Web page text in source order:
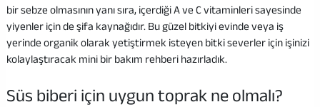
bir sebze olmasının yanı sıra, içerdiği A ve C vitaminleri sayesinde
yiyenler için de şifa kaynağıdır. Bu güzel bitkiyi evinde veya iş
yerinde organik olarak yetiştirmek isteyen bitki severler için işinizi
kolaylaştıracak mini bir bakım rehberi hazırladık.
Süs biberi için uygun toprak ne olmalı?